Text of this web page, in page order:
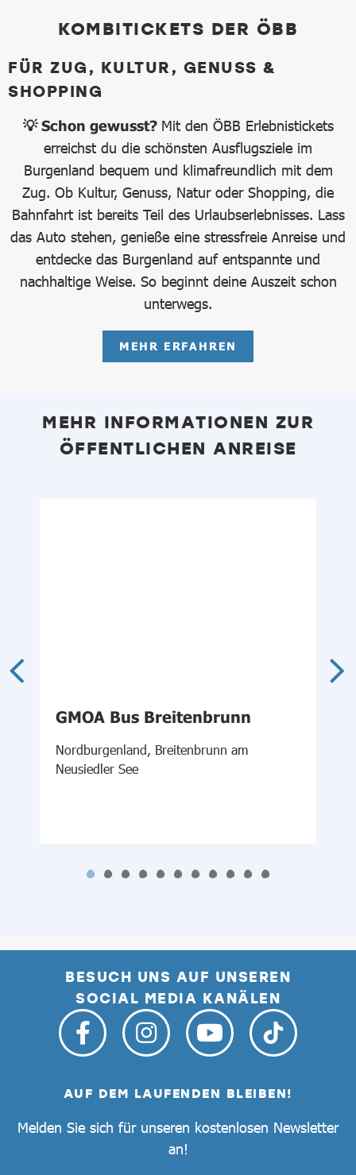
KOMBITICKETS DER ÖBB
FÜR ZUG, KULTUR, GENUSS &
SHOPPING
💡 Schon gewusst? Mit den ÖBB Erlebnistickets
erreichst du die schönsten Ausflugsziele im
Burgenland bequem und klimafreundlich mit dem
Zug. Ob Kultur, Genuss, Natur oder Shopping, die
Bahnfahrt ist bereits Teil des Urlaubserlebnisses. Lass
das Auto stehen, genieße eine stressfreie Anreise und
entdecke das Burgenland auf entspannte und
nachhaltige Weise. So beginnt deine Auszeit schon
unterwegs.
MEHR ERFAHREN
MEHR INFORMATIONEN ZUR
ÖFFENTLICHEN ANREISE
GMOA Bus Breitenbrunn
Nordburgenland, Breitenbrunn am
Neusiedler See
BESUCH UNS AUF UNSEREN
SOCIAL MEDIA KANÄLEN
AUF DEM LAUFENDEN BLEIBEN!
Melden Sie sich für unseren kostenlosen Newsletter
an!